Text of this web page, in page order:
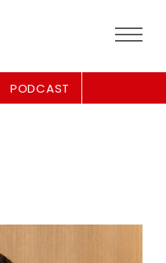
PODCAST